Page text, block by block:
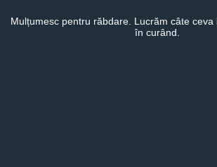
Mulțumesc pentru răbdare. Lucrăm câte ceva
în curând.